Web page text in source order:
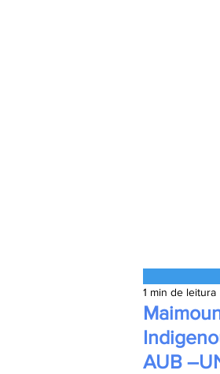
AUB
1 min de leitura